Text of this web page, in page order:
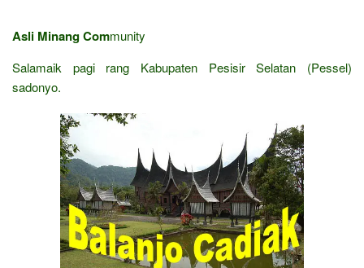
Asli Minang Community
Salamaik pagi rang Kabupaten Pesisir Selatan (Pessel)
sadonyo.